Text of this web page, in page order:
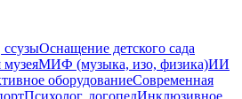
Оснащение детского сада
МИФ (музыка, изо, физика)ИИ
оборудованиеСовременная
Психолог, логопедИнклюзивное